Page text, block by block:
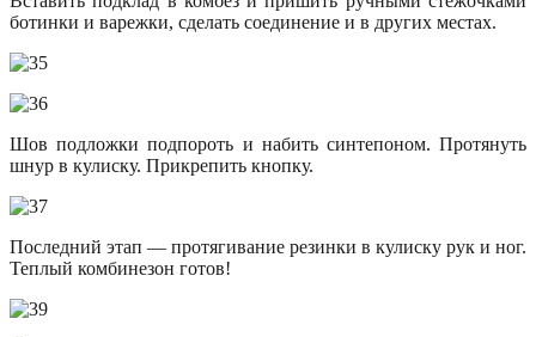
ботинки и варежки, сделать соединение и в других местах.
Шов подложки подпороть и набить синтепоном. Протянуть
шнур в кулиску. Прикрепить кнопку.
Последний этап — протягивание резинки в кулиску рук и ног.
Теплый комбинезон готов!